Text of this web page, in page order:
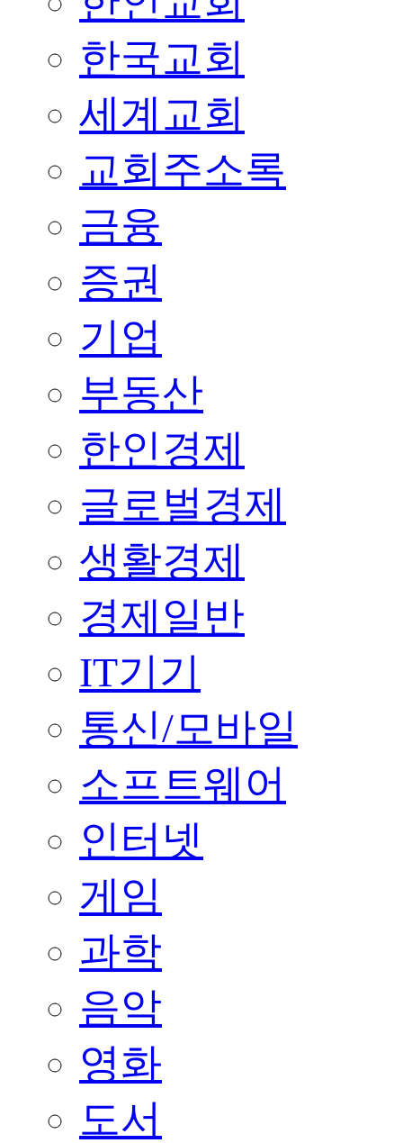
한국교회
세계교회
교회주소록
금융
증권
기업
부동산
한인경제
글로벌경제
생활경제
경제일반
IT기기
통신/모바일
소프트웨어
인터넷
게임
과학
음악
영화
도서